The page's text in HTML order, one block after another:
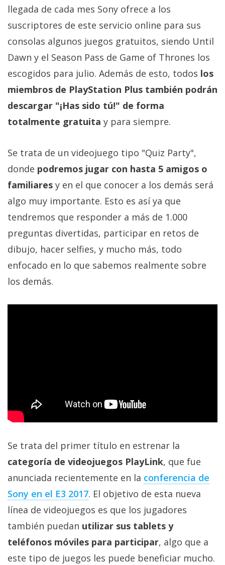
Profesional
+
Más
temas
Sorteos
Contacto
/
Sobre
nosotros
/
Publicidad
/
Cambiar
opciones
de
/
noticias sobre
tecnología,
móviles,
apps,
informática,
videojuegos,
comparativas,
trucos y
tutoriales.
El Grupo
(CC) 2006-
2026.Algunos
derechos
reservados.
llegada de cada mes Sony ofrece a los
suscriptores de este servicio online para sus
consolas algunos juegos gratuitos, siendo Until
Dawn y el Season Pass de Game of Thrones los
escogidos para julio. Además de esto, todos los
miembros de PlayStation Plus también podrán
descargar "¡Has sido tú!" de forma
totalmente gratuita y para siempre.
Se trata de un videojuego tipo "Quiz Party",
donde podremos jugar con hasta 5 amigos o
familiares y en el que conocer a los demás será
algo muy importante. Esto es así ya que
tendremos que responder a más de 1.000
preguntas divertidas, participar en retos de
dibujo, hacer selfies, y mucho más, todo
enfocado en lo que sabemos realmente sobre
los demás.
Se trata del primer título en estrenar la
categoría de videojuegos PlayLink, que fue
anunciada recientemente en la conferencia de
Sony en el E3 2017. El objetivo de esta nueva
línea de videojuegos es que los jugadores
también puedan utilizar sus tablets y
teléfonos móviles para participar, algo que a
este tipo de juegos les puede beneficiar mucho.